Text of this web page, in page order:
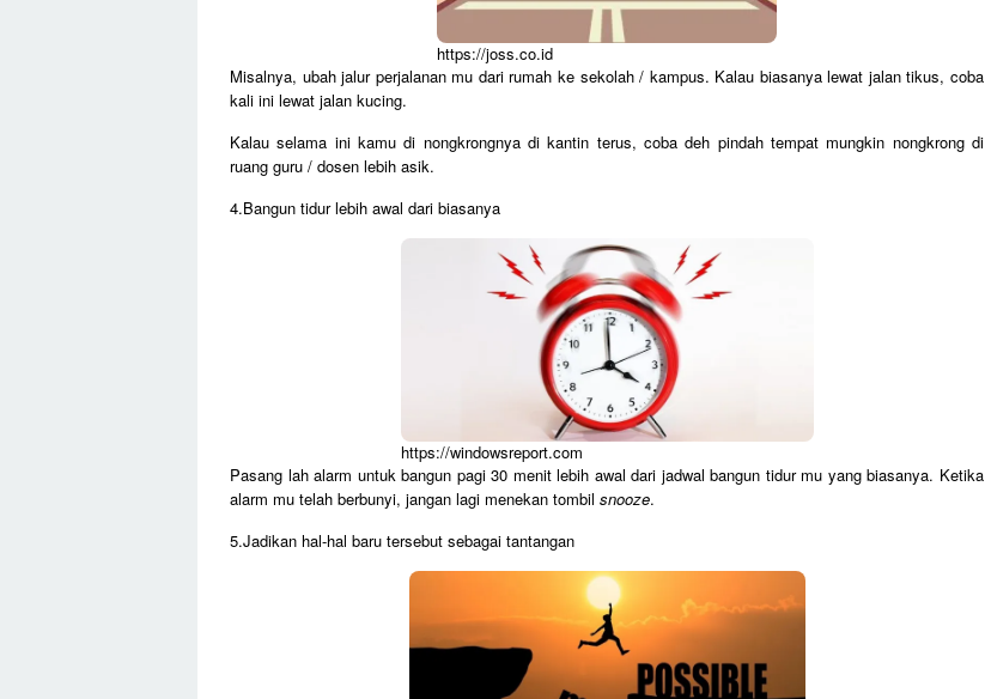
https://joss.co.id
Misalnya, ubah jalur perjalanan mu dari rumah ke sekolah / kampus. Kalau biasanya lewat jalan tikus, coba
kali ini lewat jalan kucing.
Kalau selama ini kamu di nongkrongnya di kantin terus, coba deh pindah tempat mungkin nongkrong di
ruang guru / dosen lebih asik.
4.Bangun tidur lebih awal dari biasanya
https://windowsreport.com
Pasang lah alarm untuk bangun pagi 30 menit lebih awal dari jadwal bangun tidur mu yang biasanya. Ketika
alarm mu telah berbunyi, jangan lagi menekan tombil snooze.
5.Jadikan hal-hal baru tersebut sebagai tantangan